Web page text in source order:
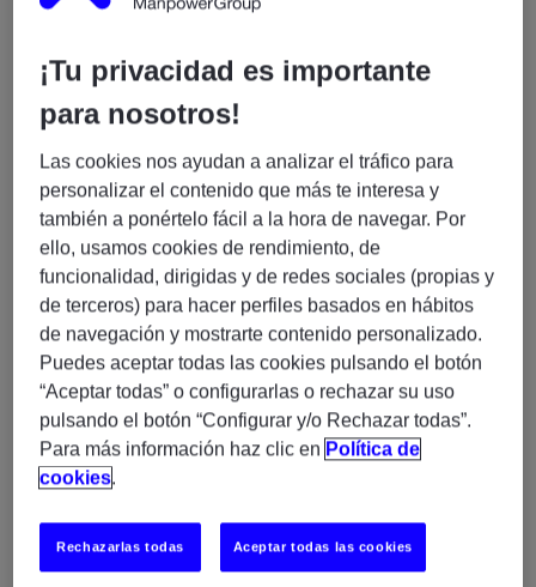
partir de datos de mercado y consumidor
principales drivers de negocio
Crear y mantener dashboards, informes y
presentaciones orientadas a negocio y dirección
Contribuir al desarrollo y mejora de frameworks
analíticos
Colaborar con equipos internacionales en
iniciativas data-driven
✅Requisitos
Más de 5 años de experiencia como Data Analyst o
Business Analyst
Experiencia trabajando con datos de cliente y
eCommerce
Conocimiento de métricas de rendimiento en CPG,
retail o eCommerce
Experiencia con herramientas como NielsenIQ,
Amazon Vendor/Seller o Stackline
¡Tu privacidad es importante
para nosotros!
Las cookies nos ayudan a analizar el tráfico para
personalizar el contenido que más te interesa y
también a ponértelo fácil a la hora de navegar. Por
ello, usamos cookies de rendimiento, de
funcionalidad, dirigidas y de redes sociales (propias y
de terceros) para hacer perfiles basados en hábitos
de navegación y mostrarte contenido personalizado.
Puedes aceptar todas las cookies pulsando el botón
“Aceptar todas” o configurarlas o rechazar su uso
pulsando el botón “Configurar y/o Rechazar todas”.
Para más información haz clic en Política de
cookies.
Rechazarlas todas Aceptar todas las cookies